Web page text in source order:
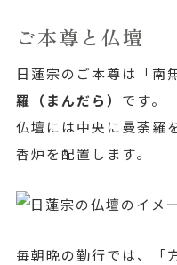
ご本尊と仏壇
日蓮宗のご本尊は「南
羅（まんだら） です。
仏壇には中央に曼荼羅
香炉を配置します。
毎朝晩の勤行では、「